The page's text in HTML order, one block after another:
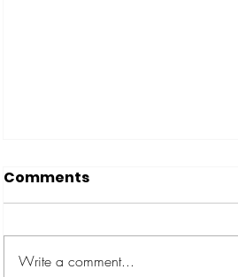
Comments
Write a comment...